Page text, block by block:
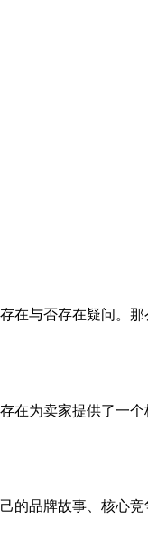
在与否存在疑问。
在为卖家提供了一
品牌故事、核心